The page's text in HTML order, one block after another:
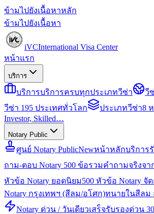
ข้ามไปยังเนื้อหาหลัก
ข้ามไปยังเนื้อหา
iVCInternational Visa Center
หน้าแรก
บริการ
บริการบริการครบทุกประเภทวีซ่า วี
วีซ่า 195 ประเทศทั่วโลก
ประเภทวีซ่า8
Investor, Skilled…
Notary Public
ศูนย์ Notary PublicNewหน้าหลักบริการ
ถาม-ตอบ Notary 500 ข้อรวมคำถามจริงจา
หัวข้อ Notary ยอดนิยม500 หัวข้อ Notary จั
Notary กรุงเทพฯ (สีลม/อโศก)ทนายในสีลม
Notary ด่วน / วันเดียวเสร็จรับรองด่วน